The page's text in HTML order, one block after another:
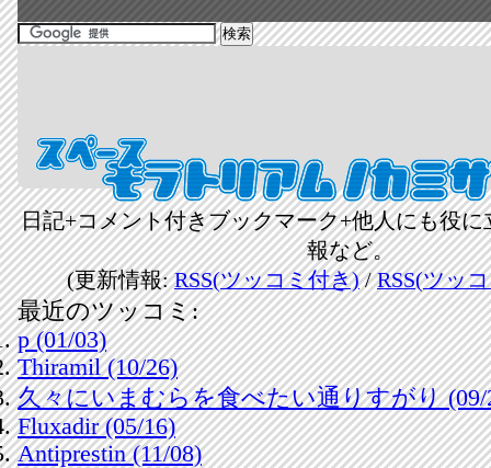
日記+コメント付きブックマーク+他人にも役
報など。
(更新情報:RSS(ツッコミ付き)/RSS(ツッ
最近のツッコミ:
p (01/03)
Thiramil (10/26)
久々にいまむらを食べたい通りすがり (09/
Fluxadir (05/16)
Antiprestin (11/08)